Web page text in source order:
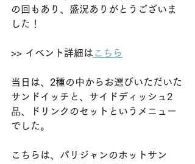
の回もあり、盛況ありがとうございま
した！
>> イベント詳細は こちら
当日は、2種の中からお選びいただいた
サンドイッチと、サイドディッシュ2
品、ドリンクのセットというメニュー
でした。
こちらは、パリジャンのホットサン